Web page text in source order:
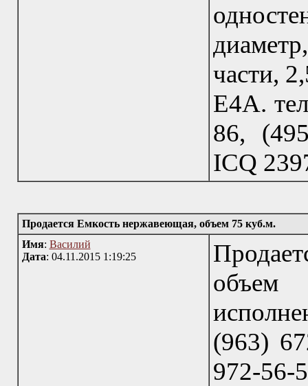
части,
Е4А.
86,
IСQ
Продается Емкость нержавеющая, объем 75 куб.м.
Имя: Василий
Дата: 04.11.2015 1:19:25
объем
(963)
972-